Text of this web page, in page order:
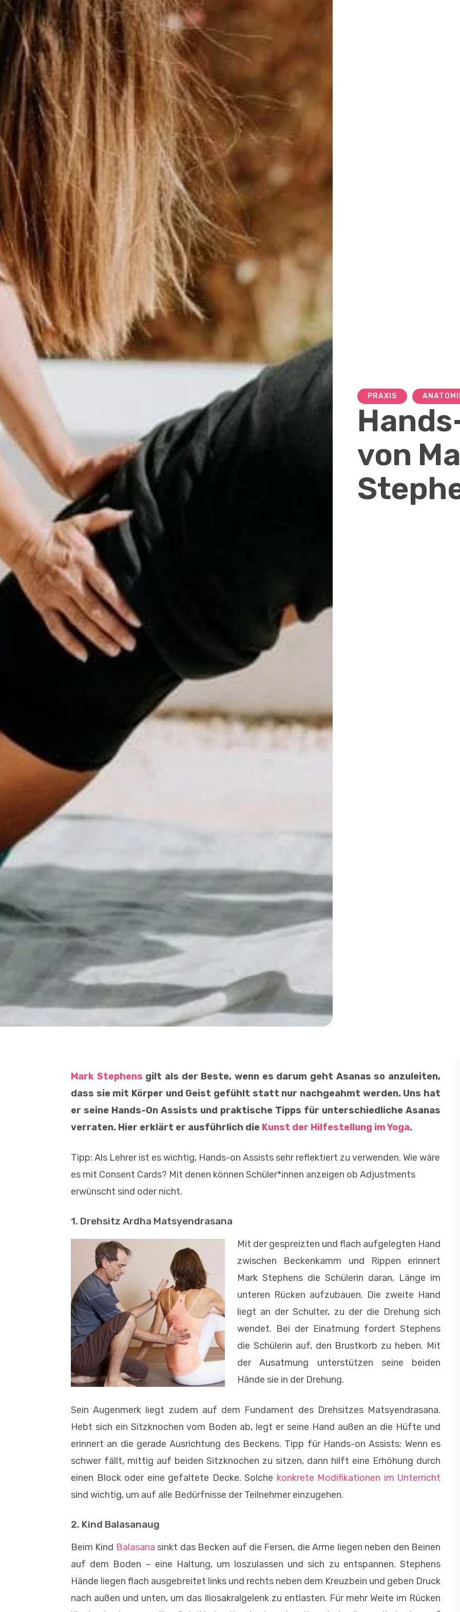
PRAXIS
von
Mark Stephens gilt als der Beste, wenn es darum geht Asanas so anzuleiten,
dass sie mit Körper und Geist gefühlt statt nur nachgeahmt werden. Uns hat
er seine Hands-On Assists und praktische Tipps für unterschiedliche Asanas
verraten. Hier erklärt er ausführlich die Kunst der Hilfestellung im Yoga.
Tipp: Als Lehrer ist es wichtig, Hands-on Assists sehr reflektiert zu verwenden. Wie wäre
es mit Consent Cards? Mit denen können Schüler*innen anzeigen ob Adjustments
erwünscht sind oder nicht.
1. Drehsitz Ardha Matsyendrasana
Mit der gespreizten und flach aufgelegten Hand
zwischen Beckenkamm und Rippen erinnert
Mark Stephens die Schülerin daran, Länge im
unteren Rücken aufzubauen. Die zweite Hand
liegt an der Schulter, zu der die Drehung sich
wendet. Bei der Einatmung fordert Stephens
die Schülerin auf, den Brustkorb zu heben. Mit
der Ausatmung unterstützen seine beiden
Hände sie in der Drehung.
Sein Augenmerk liegt zudem auf dem Fundament des Drehsitzes Matsyendrasana.
Hebt sich ein Sitzknochen vom Boden ab, legt er seine Hand außen an die Hüfte und
erinnert an die gerade Ausrichtung des Beckens. Tipp für Hands-on Assists: Wenn es
schwer fällt, mittig auf beiden Sitzknochen zu sitzen, dann hilft eine Erhöhung durch
einen Block oder eine gefaltete Decke. Solche konkrete Modifikationen im Unterricht
sind wichtig, um auf alle Bedürfnisse der Teilnehmer einzugehen.
2. Kind Balasanaug
Beim Kind Balasana sinkt das Becken auf die Fersen, die Arme liegen neben den Beinen
auf dem Boden – eine Haltung, um loszulassen und sich zu entspannen. Stephens
Hände liegen flach ausgebreitet links und rechts neben dem Kreuzbein und geben Druck
nach außen und unten, um das Iliosakralgelenk zu entlasten. Für mehr Weite im Rücken